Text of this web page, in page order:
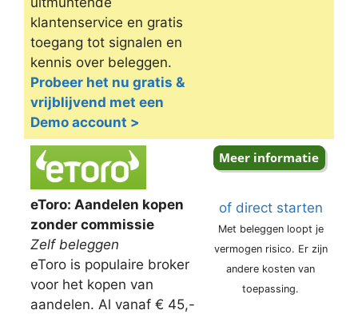
klantenservice en gratis
toegang tot signalen en
kennis over beleggen.
Probeer het nu gratis &
vrijblijvend met een
Demo account >
eToro: Aandelen kopen
zonder commissie
Zelf beleggen
eToro is populaire broker
voor het kopen van
aandelen. Al vanaf € 45,-
of direct starten
Met beleggen loopt je
vermogen risico. Er zijn
andere kosten van
toepassing.